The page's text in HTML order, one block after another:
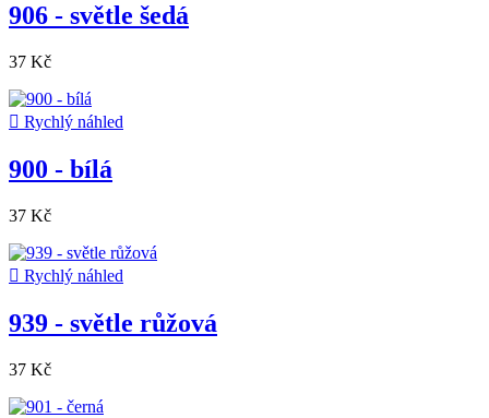
906 - světle šedá
37 Kč
 Rychlý náhled
900 - bílá
37 Kč
 Rychlý náhled
939 - světle růžová
37 Kč